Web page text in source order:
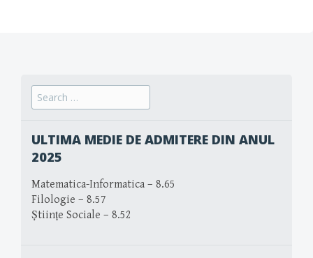
Search
for:
ULTIMA MEDIE DE ADMITERE DIN ANUL
2025
Matematica-Informatica – 8.65
Filologie – 8.57
Științe Sociale – 8.52